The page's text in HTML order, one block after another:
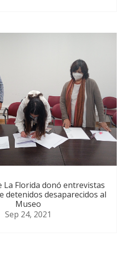
La Florida donó entrevistas
detenidos desaparecidos al
Museo
Sep 24, 2021